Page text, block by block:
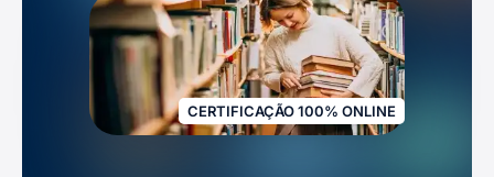
CERTIFICAÇÃO 100% ONLINE